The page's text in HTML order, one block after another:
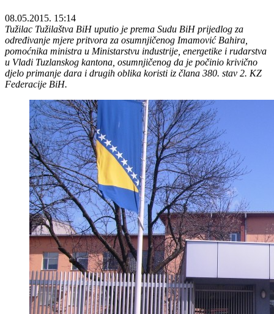
08.05.2015. 15:14
Tužilac Tužilaštva BiHuputio je prema Sudu BiH prijedlog za
određivanje mjere pritvora za osumnjičenog Imamović Bahira,
pomoćnika ministra u Ministarstvu industrije, energetike i rudarstva
u Vladi Tuzlanskog kantona, osumnjičenog da je počinio krivično
djelo primanje dara i drugih oblika koristi iz člana 380. stav 2. KZ
Federacije BiH.